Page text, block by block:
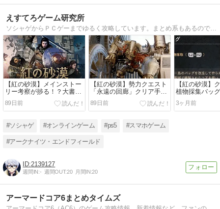
えすてろゲーム研究所
【紅の砂漠】メインストー
リー考察が捗る！？大書庫
の記録の入手方法
89日前
【紅の砂漠】勢力クエスト
「永遠の回廊」クリア手順/
古い研究日誌とホワイトホ
ーン
89日前
【紅の砂漠】
植物採集バッ
と牧場用の餌
3ヶ月前
#ソシャゲ #オンラインゲーム #ps5 #スマホゲーム
#アークナイツ・エンドフィールド
2139127
週間IN:- 週間OUT:20 月間IN:20
アーマードコア6まとめタイムズ